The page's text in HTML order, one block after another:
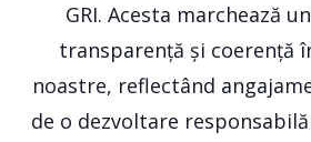
GRI. Acesta marchează
transparență și coerență
noastre, reflectând
de o dezvoltare